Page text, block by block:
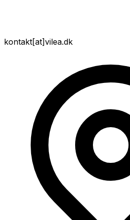
kontakt[at]vilea.dk